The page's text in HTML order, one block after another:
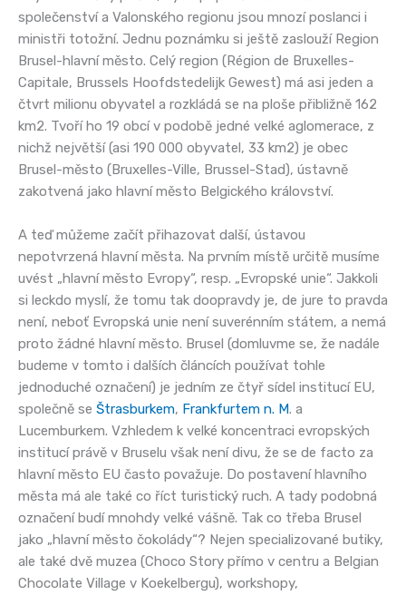
společenství a Valonského regionu jsou mnozí poslanci i
ministři totožní. Jednu poznámku si ještě zaslouží Region
Brusel-hlavní město. Celý region (Région de Bruxelles-
Capitale, Brussels Hoofdstedelijk Gewest) má asi jeden a
čtvrt milionu obyvatel a rozkládá se na ploše přibližně 162
km2. Tvoří ho 19 obcí v podobě jedné velké aglomerace, z
nichž největší (asi 190 000 obyvatel, 33 km2) je obec
Brusel-město (Bruxelles-Ville, Brussel-Stad), ústavně
zakotvená jako hlavní město Belgického království.
A teď můžeme začít přihazovat další, ústavou
nepotvrzená hlavní města. Na prvním místě určitě musíme
uvést „hlavní město Evropy“, resp. „Evropské unie“. Jakkoli
si leckdo myslí, že tomu tak doopravdy je, de jure to pravda
není, neboť Evropská unie není suverénním státem, a nemá
proto žádné hlavní město. Brusel (domluvme se, že nadále
budeme v tomto i dalších článcích používat tohle
jednoduché označení) je jedním ze čtyř sídel institucí EU,
společně se Štrasburkem, Frankfurtem n. M. a
Lucemburkem. Vzhledem k velké koncentraci evropských
institucí právě v Bruselu však není divu, že se de facto za
hlavní město EU často považuje. Do postavení hlavního
města má ale také co říct turistický ruch. A tady podobná
označení budí mnohdy velké vášně. Tak co třeba Brusel
jako „hlavní město čokolády“? Nejen specializované butiky,
ale také dvě muzea (Choco Story přímo v centru a Belgian
Chocolate Village v Koekelbergu), workshopy,